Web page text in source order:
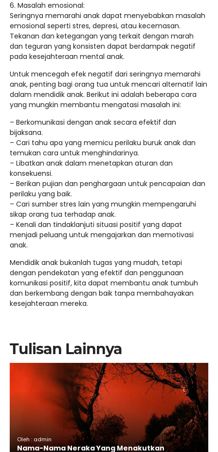
6. Masalah emosional:
Seringnya memarahi anak dapat menyebabkan masalah
emosional seperti stres, depresi, atau kecemasan.
Tekanan dan ketegangan yang terkait dengan marah
dan teguran yang konsisten dapat berdampak negatif
pada kesejahteraan mental anak.
Untuk mencegah efek negatif dari seringnya memarahi
anak, penting bagi orang tua untuk mencari alternatif lain
dalam mendidik anak. Berikut ini adalah beberapa cara
yang mungkin membantu mengatasi masalah ini:
– Berkomunikasi dengan anak secara efektif dan
bijaksana.
– Cari tahu apa yang memicu perilaku buruk anak dan
temukan cara untuk menghindarinya.
– Libatkan anak dalam menetapkan aturan dan
konsekuensi.
– Berikan pujian dan penghargaan untuk pencapaian dan
perilaku yang baik.
– Cari sumber stres lain yang mungkin mempengaruhi
sikap orang tua terhadap anak.
– Kenali dan tindaklanjuti situasi positif yang dapat
menjadi peluang untuk mengajarkan dan memotivasi
anak.
Mendidik anak bukanlah tugas yang mudah, tetapi
dengan pendekatan yang efektif dan penggunaan
komunikasi positif, kita dapat membantu anak tumbuh
dan berkembang dengan baik tanpa membahayakan
kesejahteraan mereka.
Tulisan Lainnya
Oleh : admin
Nama-Nama Neraka Yang Menakutkan